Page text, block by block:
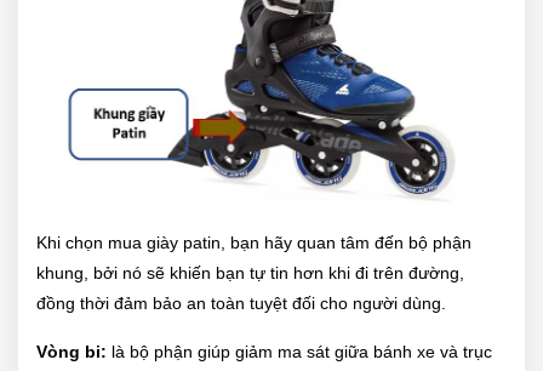
Khi chọn mua giày patin, bạn hãy quan tâm đến bộ phận
khung, bởi nó sẽ khiến bạn tự tin hơn khi đi trên đường,
đồng thời đảm bảo an toàn tuyệt đối cho người dùng.
Vòng bi: là bộ phận giúp giảm ma sát giữa bánh xe và trục